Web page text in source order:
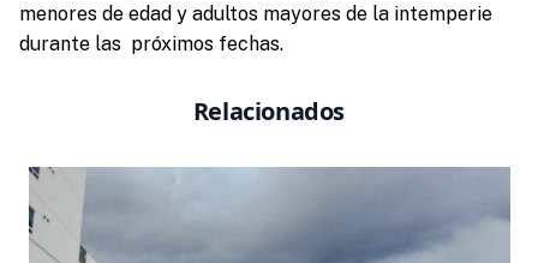
menores de edad y adultos mayores de la intemperie
durante las próximos fechas.
Relacionados